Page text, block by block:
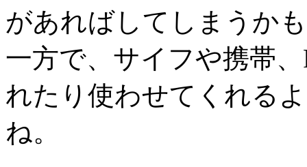
があればしてしまうか
一方で、サイフや携帯
れたり使わせてくれる
ね。